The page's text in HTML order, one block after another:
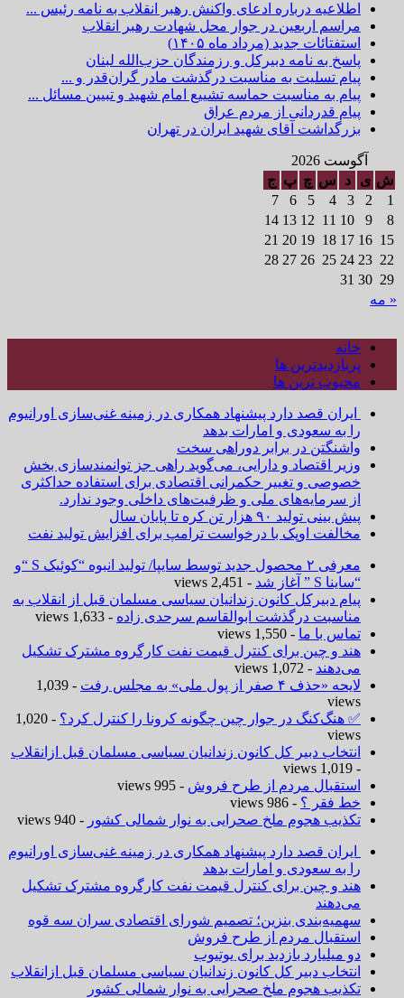
اطلاعیه درباره ادعای واکنش رهبر انقلاب به نامه رئیس ...
مراسم اربعین در جوار محل شهادت رهبر انقلاب
استفتائات جدید (مرداد ماه ۱۴۰۵)
پاسخ به نامه دبیرکل و رزمندگان حزب‌الله لبنان
پیام تسلیت به مناسبت درگذشت مادر گران‌قدر و ...
پیام به مناسبت حماسه تشییع امام شهید و تبیین مسائل ...
پیام قدردانی از مردم عراق
بزرگداشت آقای شهید ایران در تهران
آگوست 2026
ش ی د س چ پ ج
1
2
3
4
5
6
7
8
9
10
11
12
13
14
15
16
17
18
19
20
21
22
23
24
25
26
27
28
29
30
31
« مه
خانه
پربازدیدترین ها
محبوب ترین ها
ایران قصد دارد پیشنهاد همکاری در زمینه غنی‌سازی اورانیوم
را به سعودی و امارات بدهد
واشنگتن در برابر دوراهی سخت
وزیر اقتصاد و دارایی، می‌گوید راهی جز توانمندسازی بخش
خصوصی و تغییر حکمرانی اقتصادی برای استفاده حداکثری
از سرمایه‌های ملی و ظرفیت‌های داخلی وجود ندارد.
پیش بینی تولید ۹۰ هزار تن کره تا پایان سال
مخالفت اوپک با درخواست ترامپ برای افزایش تولید نفت
معرفی ۲ محصول جدید توسط سایپا/ تولید انبوه “کوئیک S “و
“ساینا S ” آغاز شد
- 2,451 views
پیام دبیرکل کانون زندانیان سیاسی مسلمان قبل از انقلاب به
مناسبت درگذشت ابوالقاسم سرحدی زاده - 1,633 views
تماس با ما - 1,550 views
هند و چین برای کنترل قیمت نفت کارگروه مشترک تشکیل
می‌دهند - 1,072 views
لایحه «حذف ۴ صفر از پول ملی» به مجلس رفت
- 1,039
views
✅ هنگ‌کنگ در جوار چین چگونه کرونا را کنترل کرد؟
- 1,020
views
انتخاب دبیر کل کانون زندانیان سیاسی مسلمان قبل ازانقلاب
- 1,019 views
استقبال مردم از طرح فروش - 995 views
خط فقر ؟ - 986 views
تکذیب هجوم ملخ صحرایی به نوار شمالی کشور - 940 views
ایران قصد دارد پیشنهاد همکاری در زمینه غنی‌سازی اورانیوم
را به سعودی و امارات بدهد
هند و چین برای کنترل قیمت نفت کارگروه مشترک تشکیل
می‌دهند
سهمیه‌بندی بنزین؛ تصمیم شورای اقتصادی سران سه قوه
استقبال مردم از طرح فروش
دو میلیارد بازدید برای یوتیوب
انتخاب دبیر کل کانون زندانیان سیاسی مسلمان قبل ازانقلاب
تکذیب هجوم ملخ صحرایی به نوار شمالی کشور